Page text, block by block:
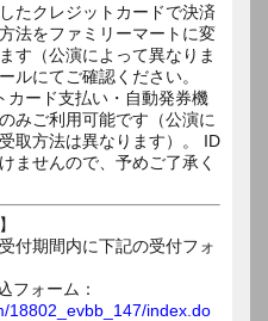
たクレジットカードで決済
法をファミリーマートに変
す（公演によって異なりま
ルにてご確認ください。
カード支払い・自動発券機
みご利用可能です（公演に
取方法は異なります）。 ID
ませんので、予めご了承く
付期間内に下記の受付フォ
フォーム：
18802_evbb_147/index.do